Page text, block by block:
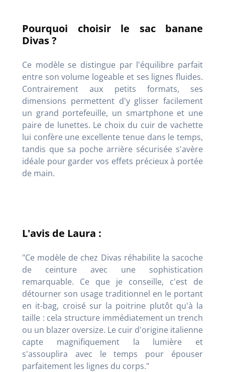
Pourquoi choisir le sac banane
Divas ?
Ce modèle se distingue par l'équilibre parfait
entre son volume logeable et ses lignes fluides.
Contrairement aux petits formats, ses
dimensions permettent d'y glisser facilement
un grand portefeuille, un smartphone et une
paire de lunettes. Le choix du cuir de vachette
lui confère une excellente tenue dans le temps,
tandis que sa poche arrière sécurisée s'avère
idéale pour garder vos effets précieux à portée
de main.
L'avis de Laura :
"Ce modèle de chez Divas réhabilite la sacoche
de ceinture avec une sophistication
remarquable. Ce que je conseille, c'est de
détourner son usage traditionnel en le portant
en it-bag, croisé sur la poitrine plutôt qu'à la
taille : cela structure immédiatement un trench
ou un blazer oversize. Le cuir d'origine italienne
capte magnifiquement la lumière et
s'assouplira avec le temps pour épouser
parfaitement les lignes du corps."